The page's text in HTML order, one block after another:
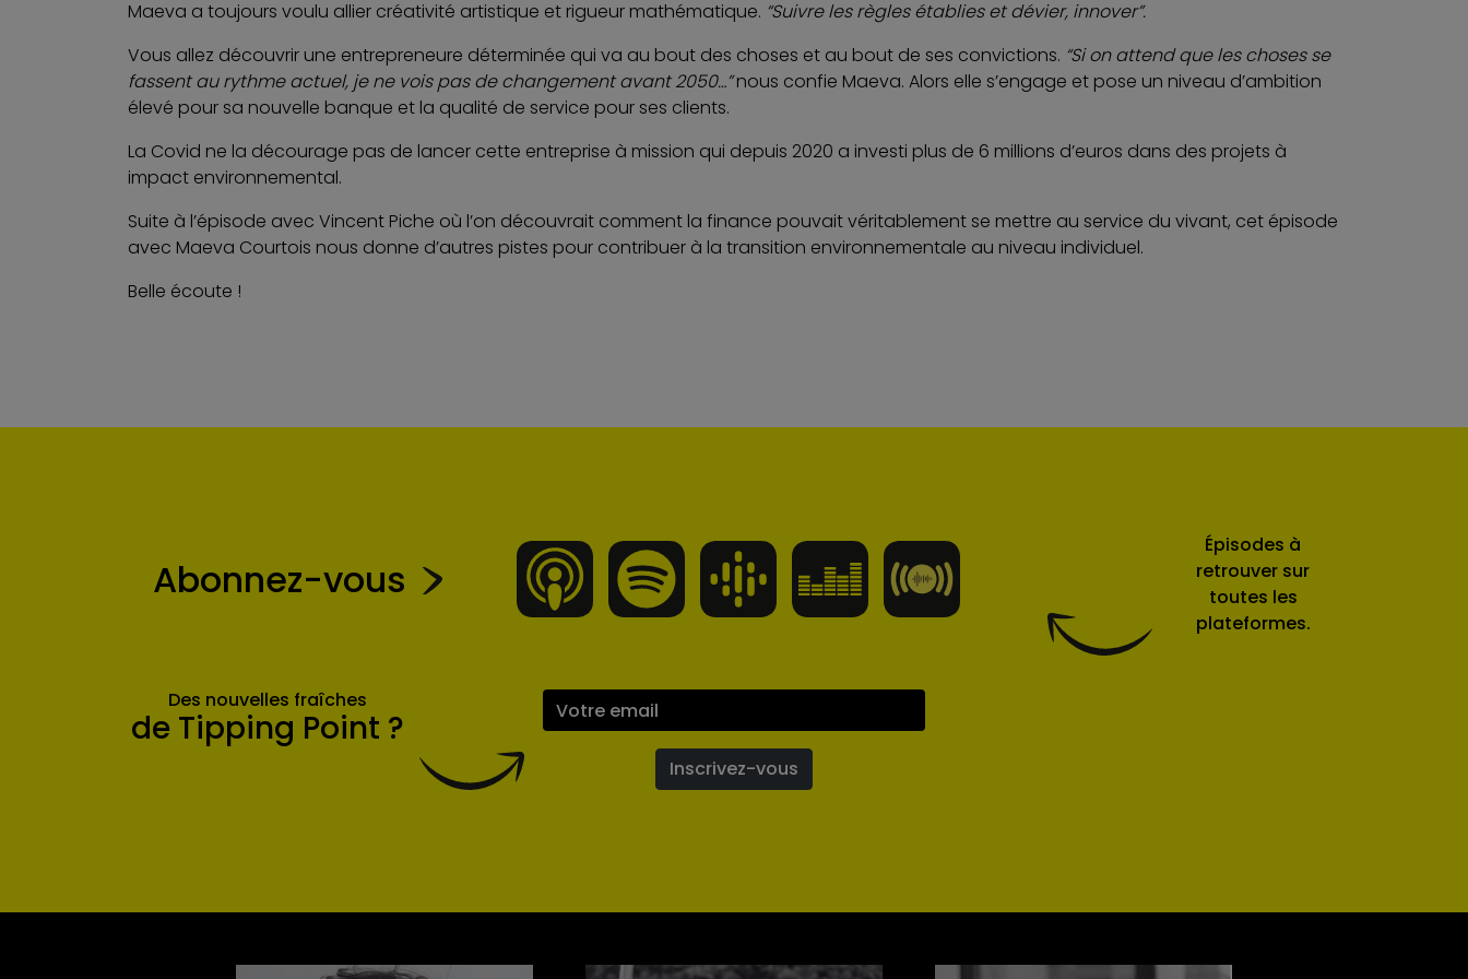
Maeva a toujours voulu allier créativité artistique et rigueur mathématique. “Suivre les règles établies et dévier, innover”.
Vous allez découvrir une entrepreneure déterminée qui va au bout des choses et au bout de ses convictions. “Si on attend que les choses se
fassent au rythme actuel, je ne vois pas de changement avant 2050…”nous confie Maeva. Alors elle s’engage et pose un niveau d’ambition
élevé pour sa nouvelle banque et la qualité de service pour ses clients.
La Covid ne la décourage pas de lancer cette entreprise à mission qui depuis 2020 a investi plus de 6 millions d’euros dans des projets à
impact environnemental.
Suite à l’épisode avec Vincent Piche où l’on découvrait comment la finance pouvait véritablement se mettre au service du vivant, cet épisode
avec Maeva Courtois nous donne d’autres pistes pour contribuer à la transition environnementale au niveau individuel.
Belle écoute !
Abonnez-vous
Épisodes à
retrouver sur
toutes les
plateformes.
Des nouvelles fraîches
de Tipping Point ?